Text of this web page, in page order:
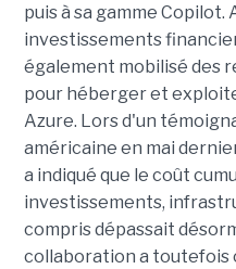
puis à sa gamme Copilot.
investissements
également mobilisé des
pour héberger et
Azure. Lors d'un
américaine en mai
a indiqué que le coût
investissements,
compris dépassait
collaboration a toutefois